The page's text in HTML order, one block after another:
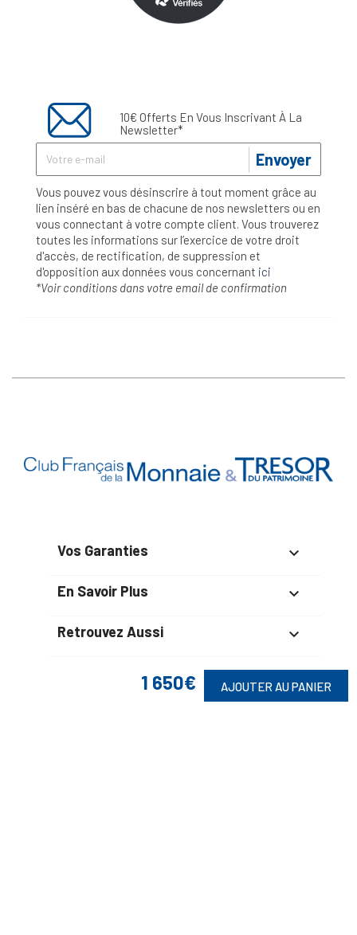
1 650€ AJOUTER AU PANIER
10€ Offerts En Vous Inscrivant À La
Newsletter*
Envoyer
Vous pouvez vous désinscrire à tout moment grâce au
lien inséré en bas de chacune de nos newsletters ou en
vous connectant à votre compte client. Vous trouverez
toutes les informations sur l’exercice de votre droit
d'accès, de rectification, de suppression et
d'opposition aux données vous concernant ici
*Voir conditions dans votre email de confirmation
Vos Garanties 
En Savoir Plus 
Retrouvez Aussi 